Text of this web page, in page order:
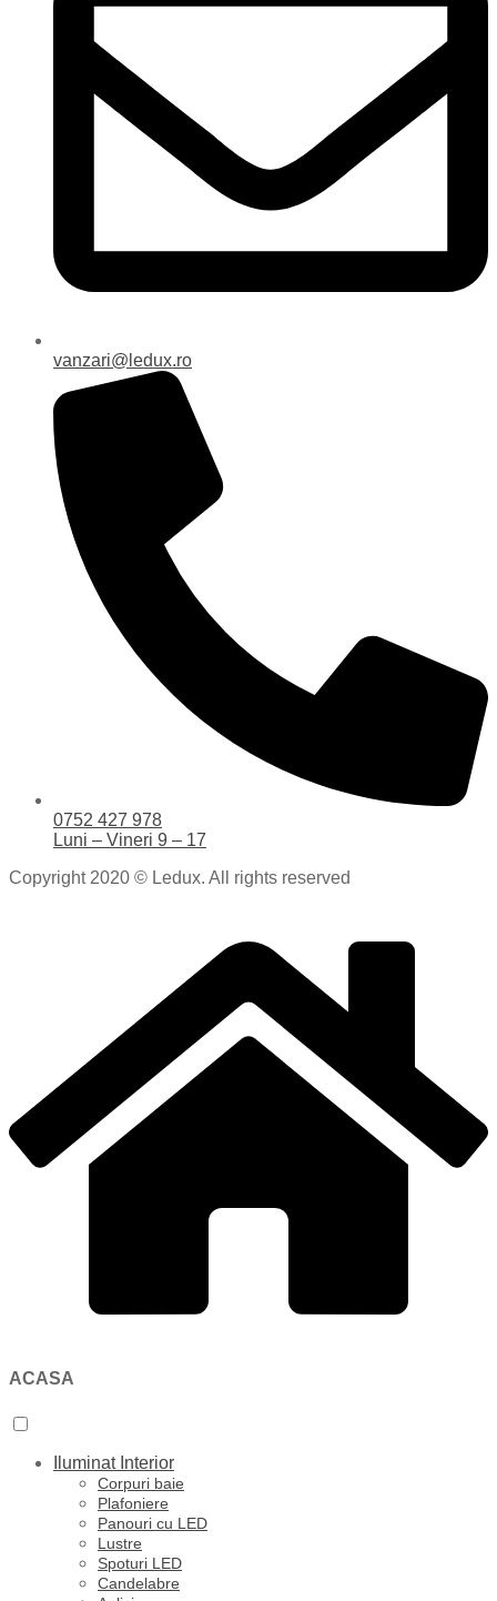
vanzari@ledux.ro
0752 427 978
Luni – Vineri 9 – 17
Copyright 2020 © Ledux. All rights reserved
ACASA
Iluminat Interior
Corpuri baie
Plafoniere
Panouri cu LED
Lustre
Spoturi LED
Candelabre